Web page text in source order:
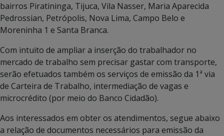
bairros Piratininga, Tijuca, Vila Nasser, Maria Aparecida
Pedrossian, Petrópolis, Nova Lima, Campo Belo e
Moreninha 1 e Santa Branca.
Com intuito de ampliar a inserção do trabalhador no
mercado de trabalho sem precisar gastar com transporte,
serão efetuados também os serviços de emissão da 1ª via
de Carteira de Trabalho, intermediação de vagas e
microcrédito (por meio do Banco Cidadão).
Aos interessados em obter os atendimentos, segue abaixo
a relação de documentos necessários para emissão da